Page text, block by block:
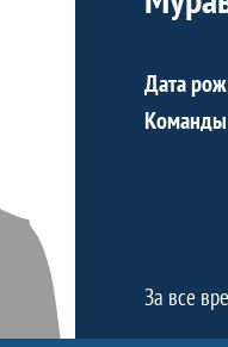
Дата
За все